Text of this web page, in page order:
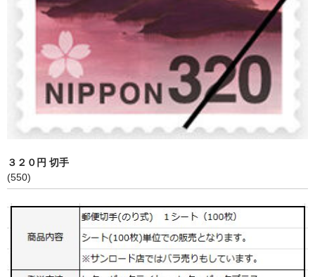
【販売】図書カード・クオカード
【販売】商品券・食品券・その他
【販売】テーマパーク・野球・映画・お風呂
【販売】JAL・ANA株主優待券
☆よくある質問
３２０円 切手
(550)